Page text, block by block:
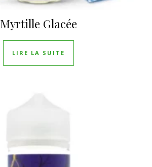
Myrtille Glacée
LIRE LA SUITE